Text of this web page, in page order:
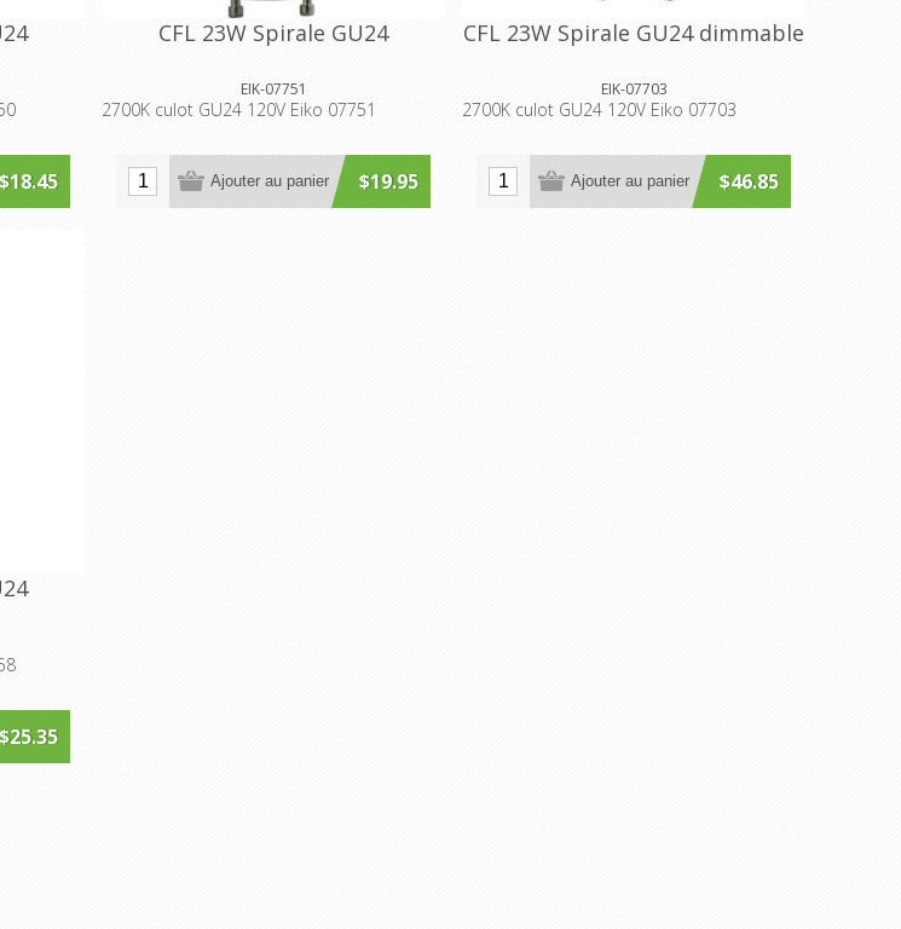
$18.45
CFL 23W Spirale GU24
EIK-07751
2700K culot GU24 120V Eiko 07751
$19.95
Ajouter au panier
CFL 23W Spirale GU24 dimmable
EIK-07703
2700K culot GU24 120V Eiko 07703
$46.85
Ajouter au panier
$25.35